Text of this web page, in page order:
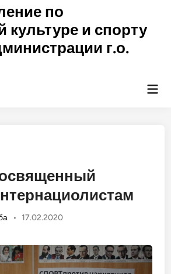
по
культуре и спорту
г.о.
• 17.02.2020